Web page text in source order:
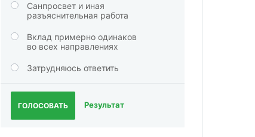
Санпросвет и иная
разъяснительная работа
Вклад примерно одинаков
во всех направлениях
Затрудняюсь ответить
ГОЛОСОВАТЬ Результат